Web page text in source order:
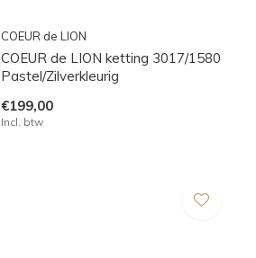
COEUR de LION
COEUR de LION ketting 3017/1580
Pastel/Zilverkleurig
€199,00
Incl. btw